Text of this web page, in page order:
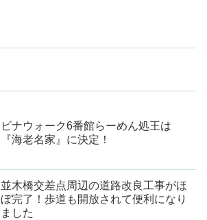
ビナウォーク6番館らーめん処王は
『海老名家』に決定！
並木橋交差点周辺の道路改良工事がほ
ぼ完了！歩道も開放されて便利になり
ました